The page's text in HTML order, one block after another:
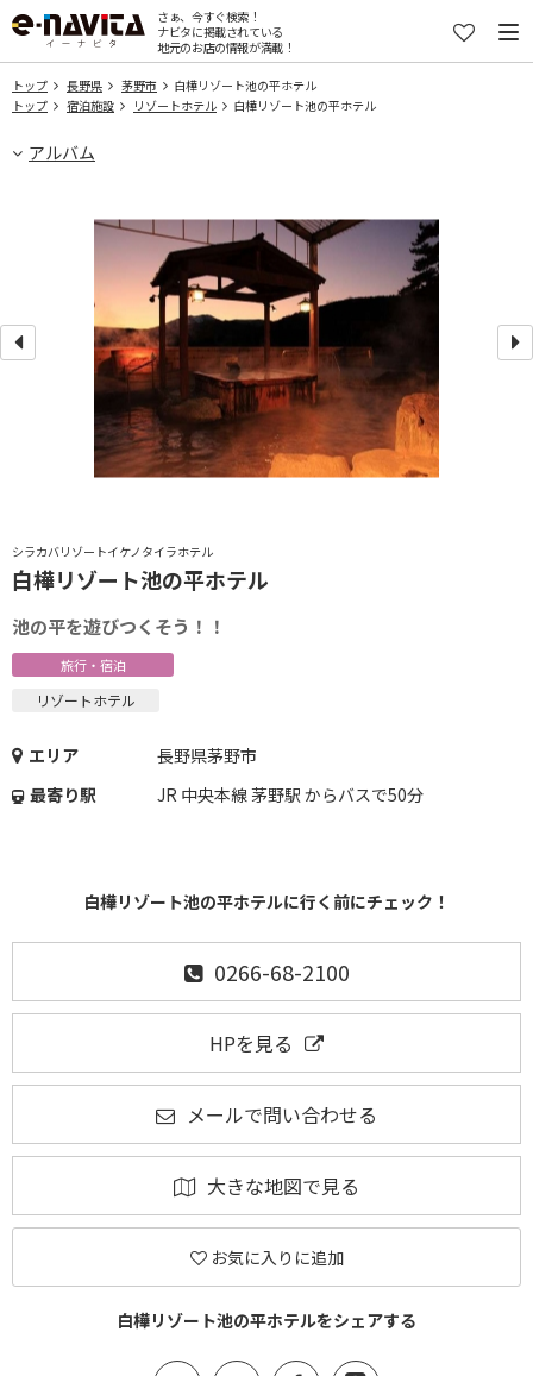
さぁ、今すぐ検索！
ナビタに掲載されている
地元のお店の情報が満載！
トップ 長野県 茅野市
白樺リゾート池の平ホテル
トップ
宿泊施設 リゾートホテル 白樺リゾート池の平ホテル
アルバム
シラカバリゾートイケノタイラホテル
白樺リゾート池の平ホテル
池の平を遊びつくそう！！
旅行・宿泊
リゾートホテル
エリア
長野県茅野市
最寄り駅
JR 中央本線 茅野駅 からバスで50分
白樺リゾート池の平ホテルに行く前にチェック！
0266-68-2100
HPを見る
メールで問い合わせる
大きな地図で見る
お気に入りに追加
白樺リゾート池の平ホテルをシェアする